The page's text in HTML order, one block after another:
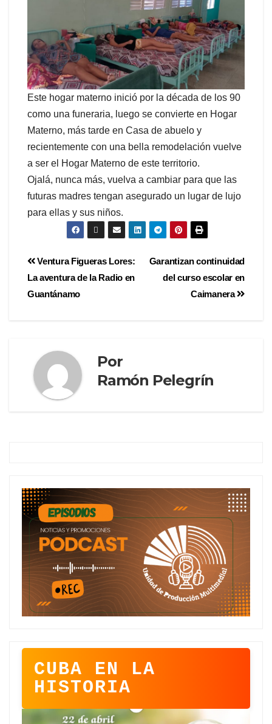
Este hogar materno inició por la década de los 90
como una funeraria, luego se convierte en Hogar
Materno, más tarde en Casa de abuelo y
recientemente con una bella remodelación vuelve
a ser el Hogar Materno de este territorio.
Ojalá, nunca más, vuelva a cambiar para que las
futuras madres tengan asegurado un lugar de lujo
para ellas y sus niños.
Garantizan continuidad
del curso escolar en
Caimanera
Ventura Figueras Lores:
La aventura de la Radio en
Guantánamo
Por
Ramón Pelegrín
CUBA EN LA
HISTORIA